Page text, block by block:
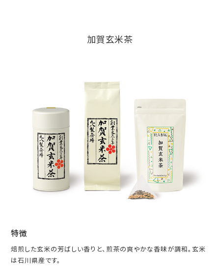
加賀玄米茶
特徴
焙煎した玄米の芳ばしい香りと、煎茶の爽やかな香味が調和。玄米
は石川県産です。